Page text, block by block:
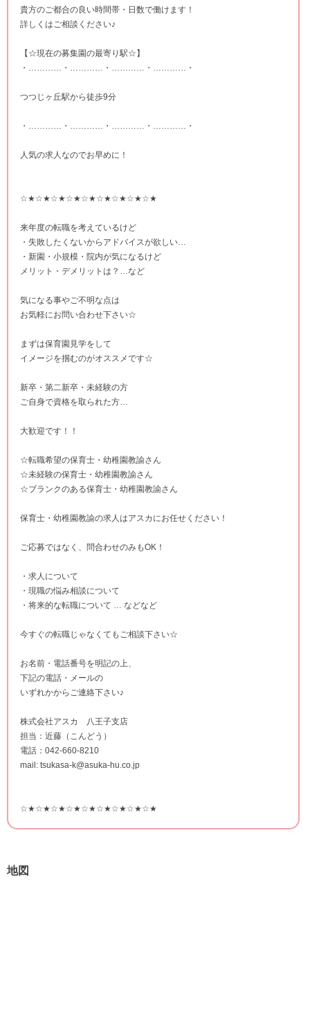
貴方のご都合の良い時間帯・日数で働けます！
詳しくはご相談ください♪
【☆現在の募集園の最寄り駅☆】
・…………・…………・…………・…………・
つつじヶ丘駅から徒歩9分
・…………・…………・…………・…………・
人気の求人なのでお早めに！
☆★☆★☆★☆★☆★☆★☆★☆★☆★
来年度の転職を考えているけど
・失敗したくないからアドバイスが欲しい…
・新園・小規模・院内が気になるけど
メリット・デメリットは？…など
気になる事やご不明な点は
お気軽にお問い合わせ下さい☆
まずは保育園見学をして
イメージを掴むのがオススメです☆
新卒・第二新卒・未経験の方
ご自身で資格を取られた方…
大歓迎です！！
☆転職希望の保育士・幼稚園教諭さん
☆未経験の保育士・幼稚園教諭さん
☆ブランクのある保育士・幼稚園教諭さん
保育士・幼稚園教諭の求人はアスカにお任せください！
ご応募ではなく、問合わせのみもOK！
・求人について
・現職の悩み相談について
・将来的な転職について … などなど
今すぐの転職じゃなくてもご相談下さい☆
お名前・電話番号を明記の上、
下記の電話・メールの
いずれかからご連絡下さい♪
株式会社アスカ 八王子支店
担当：近藤（こんどう）
電話：042-660-8210
mail: tsukasa-k@asuka-hu.co.jp
☆★☆★☆★☆★☆★☆★☆★☆★☆★
地図